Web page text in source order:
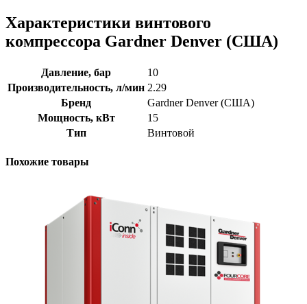
Характеристики винтового
компрессора Gardner Denver (США)
Давление, бар
10
Производительность, л/мин 2.29
Бренд
Gardner Denver (США)
Мощность, кВт
15
Тип
Винтовой
Похожие товары